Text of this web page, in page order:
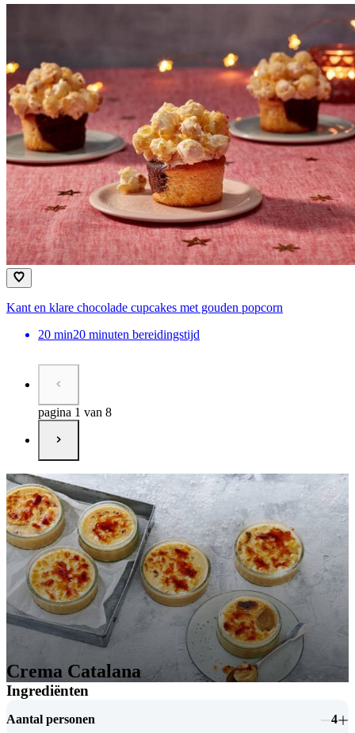
Kant en klare chocolade cupcakes met gouden popcorn
20 min20 minuten bereidingstijd
pagina 1 van 8
Crema Catalana
Ingrediënten
Aantal personen 4